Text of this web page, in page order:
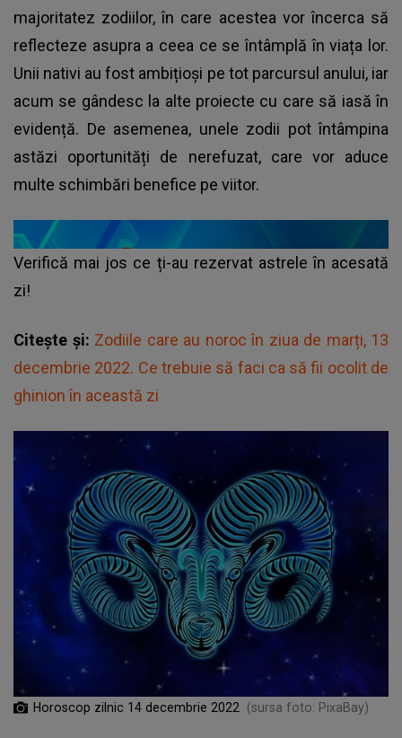
majoritatez zodiilor, în care acestea vor încerca să
reflecteze asupra a ceea ce se întâmplă în viața lor.
Unii nativi au fost ambițioși pe tot parcursul anului, iar
acum se gândesc la alte proiecte cu care să iasă în
evidență. De asemenea, unele zodii pot întâmpina
astăzi oportunități de nerefuzat, care vor aduce
multe schimbări benefice pe viitor.
Verifică mai jos ce ți-au rezervat astrele în acesată
zi!
Citește și: Zodiile care au noroc în ziua de marți, 13
decembrie 2022. Ce trebuie să faci ca să fii ocolit de
ghinion în această zi
Horoscop zilnic 14 decembrie 2022 (sursa foto: PixaBay)